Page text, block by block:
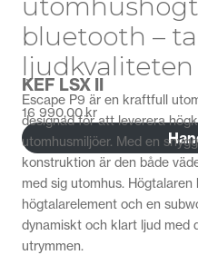
KEF LSX II
16 990,00kr
bluetooth –
Escape P9 är en kraftfull
designad för att leverera
utomhusmiljöer. Med en
konstruktion är den både
med sig utomhus.
högtalarelement och en
dynamiskt och klart ljud med
utrymmen.